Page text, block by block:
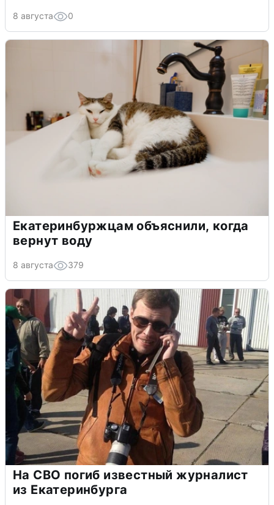
8 августа 0
Екатеринбуржцам объяснили, когда
вернут воду
8 августа 379
На СВО погиб известный журналист
из Екатеринбурга